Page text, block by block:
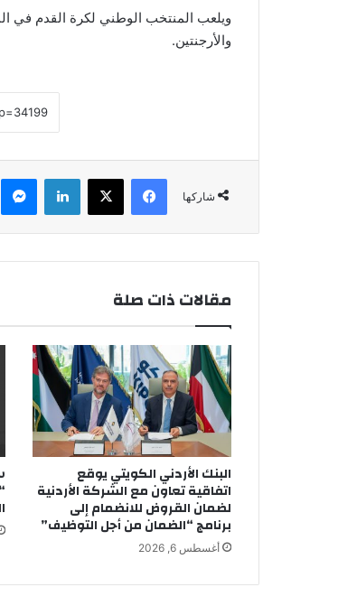
ويلعب المنتخب الوطني لكرة القدم في
والأرجنتين.
شاركها
فيسبوك لينكدإن
مقالات ذات صلة
البنك الأردني الكويتي يوقع
اتفاقية تعاون مع الشركة الأردنية
لضمان القروض للانضمام إلى
برنامج “الضمان من أجل التوظيف”
أغسطس 6, 2026